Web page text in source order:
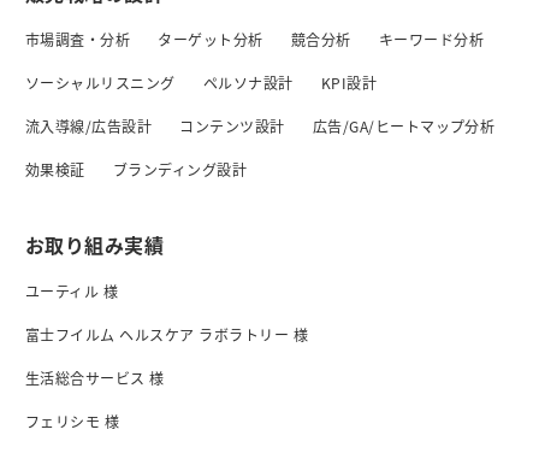
市場調査・分析 ターゲット分析 競合分析 キーワード分析
ソーシャルリスニング ペルソナ設計 KPI設計
流入導線/広告設計 コンテンツ設計 広告/GA/ヒートマップ分析
効果検証 ブランディング設計
お取り組み実績
ユーティル 様
富士フイルム ヘルスケア ラボラトリー 様
生活総合サービス 様
フェリシモ 様